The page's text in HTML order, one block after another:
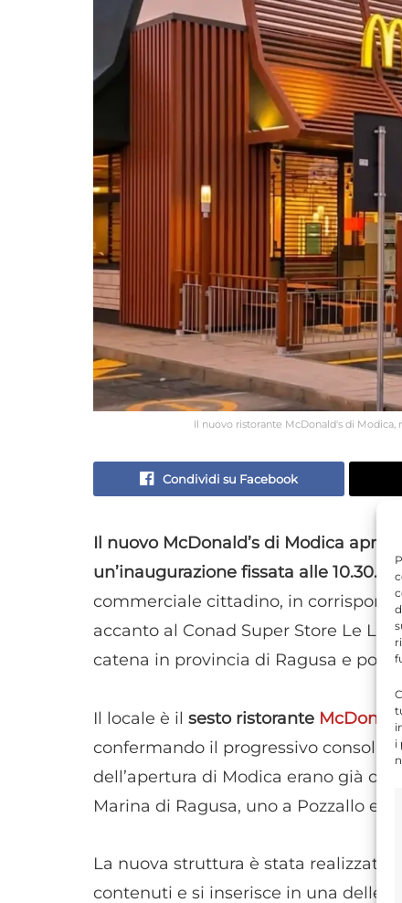
i
Il nuovo ristorante McDonald's di
Condividi su Facebook
Il nuovo McDonald’s di Modica
un’inaugurazione fissata alle 10.30. Il
commerciale cittadino, in
accanto al Conad Super Store Le
catena in provincia di Ragusa e
Il locale è il sesto ristorante
confermando il progressivo
dell’apertura di Modica erano già
Marina di Ragusa, uno a Pozzallo e
La nuova struttura è stata realizzata
contenuti e si inserisce in una delle